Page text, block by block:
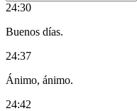
24:30
Buenos días.
24:37
Ánimo, ánimo.
24:42